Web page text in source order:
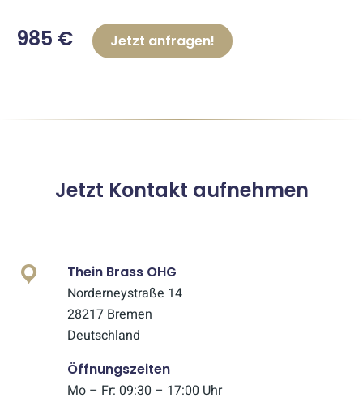
985 € Jetzt anfragen!
Jetzt Kontakt aufnehmen
Thein Brass OHG
Norderneystraße 14
28217 Bremen
Deutschland
Öffnungszeiten
Mo – Fr: 09:30 – 17:00 Uhr